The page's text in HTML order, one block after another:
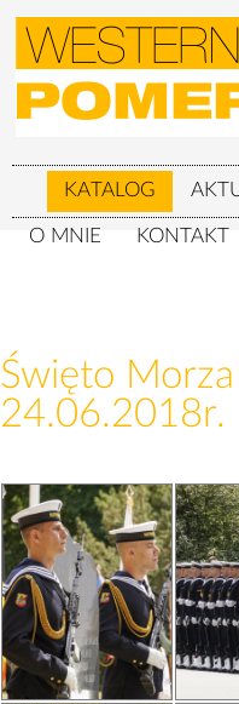
KATALOG
O MNIE KONTAKT
Święto
24.06.2018r.